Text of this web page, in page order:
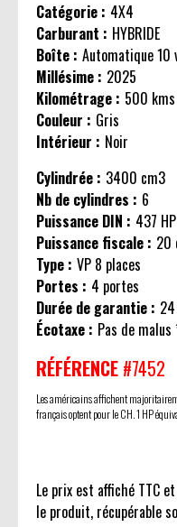
Catégorie : 4X4
Carburant : HYBRIDE
Boîte : Automatique 10
Millésime : 2025
Kilométrage : 500 kms
Couleur : Gris
Intérieur : Noir
Cylindrée : 3400 cm3
Nb de cylindres : 6
Puissance DIN : 437
Puissance fiscale : 20
Type : VP 8 places
Portes : 4 portes
Durée de garantie :
Écotaxe : Pas de malus
RÉFÉRENCE #7452
Les américains affichent
français optent pour le CH. 1 HP
Le prix est affiché TTC
le produit, récupérable